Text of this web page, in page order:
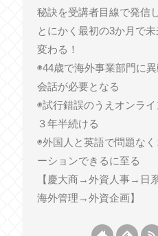
秘訣を受講者目線で発信
とにかく最初の3か月で
変わる！
◉44歳で海外事業部門に
会話が必要となる
◉試行錯誤のうえオンラ
３年半続ける
◉外国人と英語で問題な
ーションできるに至る
【慶大商→外資人事→日
海外管理→外資企画】